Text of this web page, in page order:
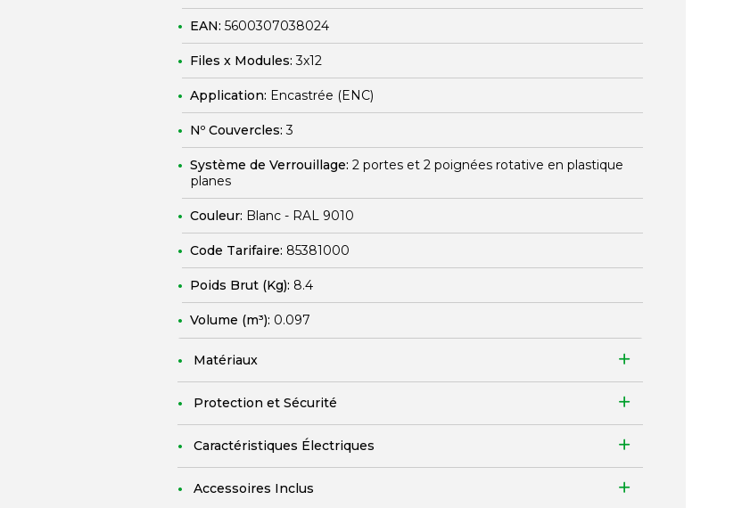
EAN: 5600307038024
Files x Modules:3x12
Application: Encastrée (ENC)
Nº Couvercles:3
Système de Verrouillage: 2 portes et 2 poignées rotative en plastique
planes
Couleur: Blanc - RAL 9010
Code Tarifaire: 85381000
Poids Brut (Kg): 8.4
Volume (m³): 0.097
Matériaux
Protection et Sécurité
Caractéristiques Électriques
Accessoires Inclus